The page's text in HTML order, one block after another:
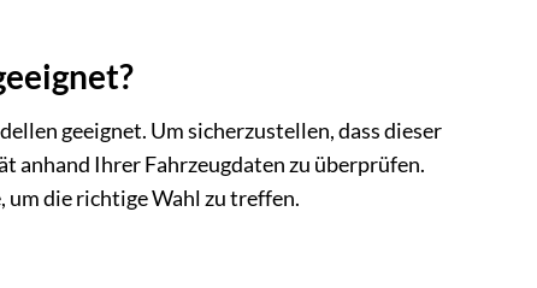
geeignet. Um sicherzustellen, dass dieser
anhand Ihrer Fahrzeugdaten zu überprüfen.
um die richtige Wahl zu treffen.